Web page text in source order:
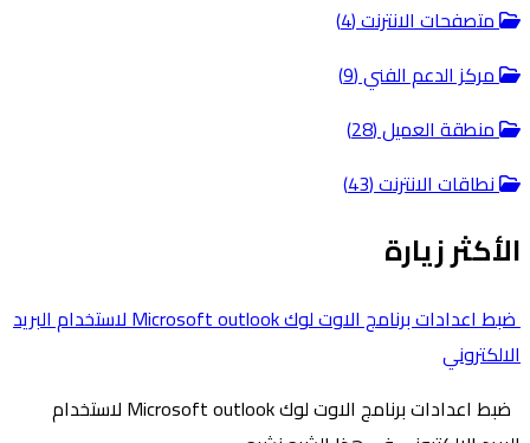
متصفحات الانترنت (4)
مركز الدعم الفني (9)
منطقة العميل (28)
نطاقات الانترنت (43)
الأكثر زيارة
ضبط اعدادات برنامج الاوت لوك Microsoft outlook لاستخدام البريد
الالكتروني
ضبط اعدادات برنامج الاوت لوك Microsoft outlook لاستخدام